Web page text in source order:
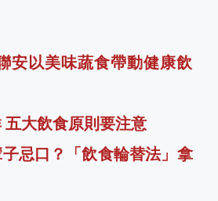
安以美味蔬食帶動健康飲
五大飲食原則要注意
忌口？「飲食輪替法」拿